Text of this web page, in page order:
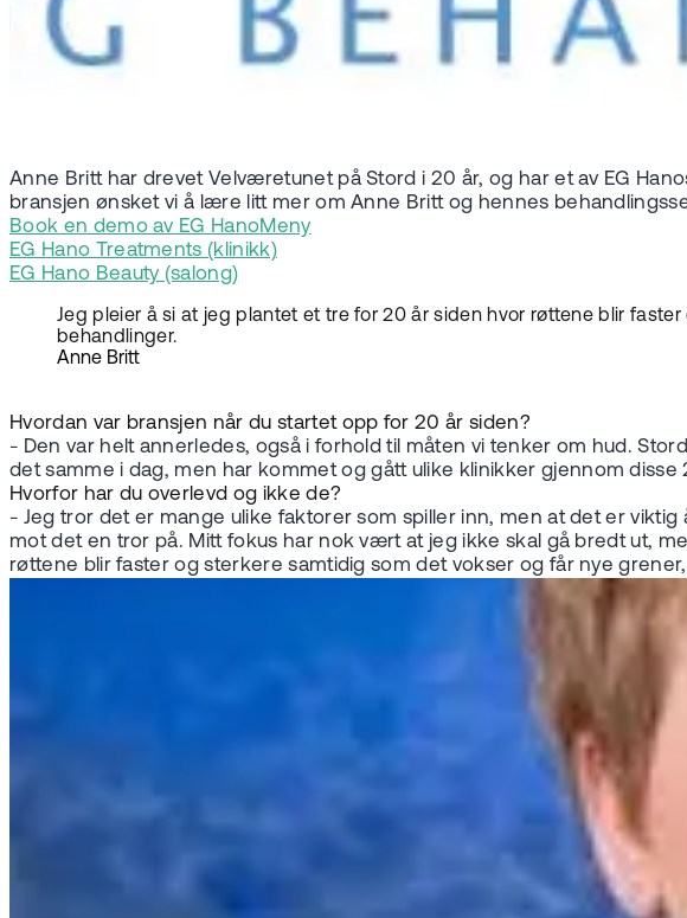
Anne Britt har drevet Velværetunet på Stord i 20 år, og har et av EG
bransjen ønsket vi å lære litt mer om Anne Britt og hennes
Book en demo av EG HanoMeny
EG Hano Treatments (klinikk)
EG Hano Beauty (salong)
Jeg pleier å si at jeg plantet et tre for 20 år siden hvor røttene blir
behandlinger.
Anne Britt
Hvordan var bransjen når du startet opp for 20 år siden?
- Den var helt annerledes, også i forhold til måten vi tenker om hud.
det samme i dag, men har kommet og gått ulike klinikker gjennom disse
Hvorfor har du overlevd og ikke de?
- Jeg tror det er mange ulike faktorer som spiller inn, men at det er
mot det en tror på. Mitt fokus har nok vært at jeg ikke skal gå bredt ut,
røttene blir faster og sterkere samtidig som det vokser og får nye